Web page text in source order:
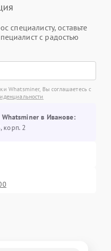
специалисту, оставьте
с радостью
Whatsminer, Вы соглашаетесь с
Whatsminer в Иванове:
корп. 2